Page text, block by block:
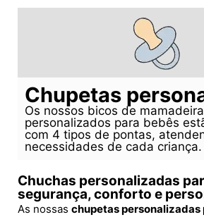
Chupetas
Os nossos bicos de mamadeira
personalizados para bebês
com 4 tipos de pontas,
necessidades de cada criança.
Chuchas personalizadas
segurança, conforto e
As nossas chupetas personalizadas